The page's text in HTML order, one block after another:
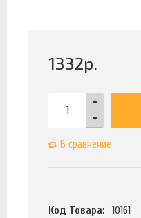
1332р.
В сравнение
Код Товара:
10161